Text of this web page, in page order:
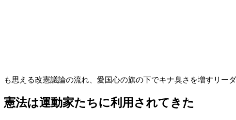
も思える改憲議論の流れ、愛国心の旗の下でキナ臭さを増すリー
憲法は運動家たちに利用されてきた